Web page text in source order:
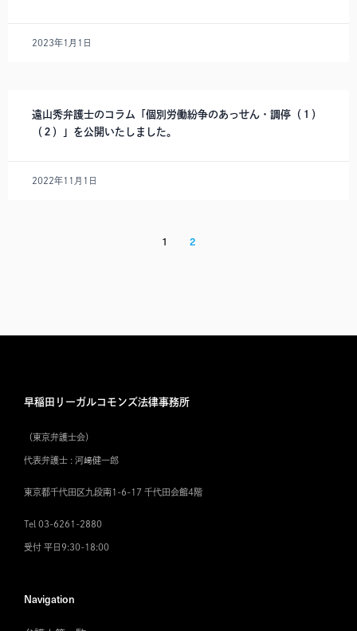
2023年1月1日
遠山秀弁護士のコラム「個別労働紛争のあっせん・調停（１）
（２）」を公開いたしました。
2022年11月1日
1 2
早稲田リーガルコモンズ法律事務所
（東京弁護士会）
代表弁護士 : 河﨑健一郎
東京都千代田区九段南1-6-17 千代田会館4階
Tel 03-6261-2880
受付 平日9:30-18:00
Navigation